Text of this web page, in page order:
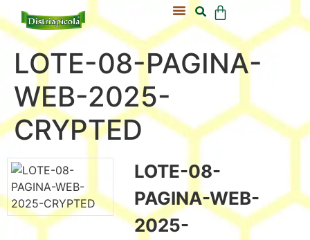
LOTE-08-PAGINA-
WEB-2025-
CRYPTED
LOTE-08-
PAGINA-WEB-
2025-